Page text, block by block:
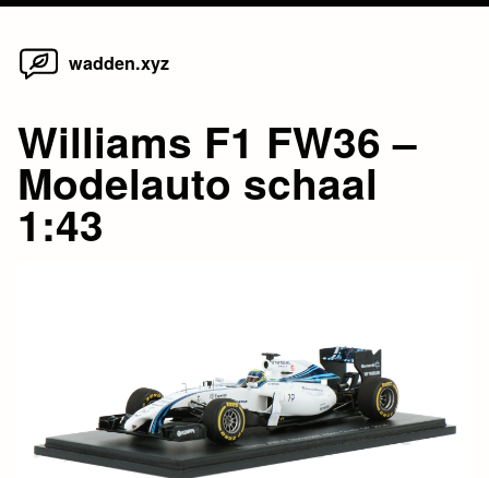
Skip
wadden.xyz
Williams F1 FW36 –
Modelauto schaal
1:43